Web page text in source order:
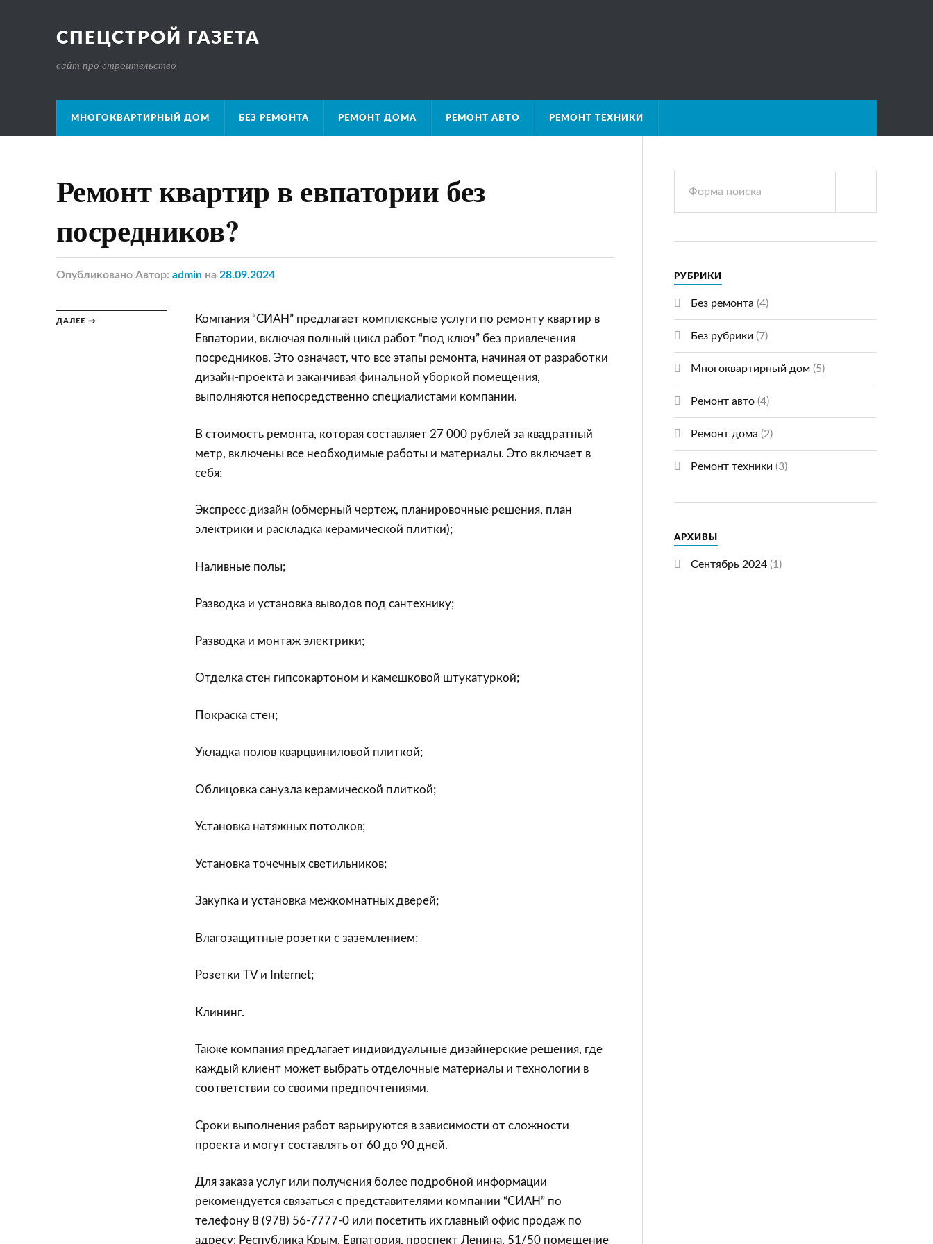
СПЕЦСТРОЙ ГАЗЕТА
сайт про строительство
МНОГОКВАРТИРНЫЙ ДОМ БЕЗ РЕМОНТА РЕМОНТ ДОМА РЕМОНТ АВТО РЕМОНТ ТЕХНИКИ
Ремонт квартир в евпатории без
посредников?
Опубликовано Автор: admin на 28.09.2024
ДАЛЕЕ →
Компания “СИАН” предлагает комплексные услуги по ремонту квартир в
Евпатории, включая полный цикл работ “под ключ” без привлечения
посредников. Это означает, что все этапы ремонта, начиная от разработки
дизайн-проекта и заканчивая финальной уборкой помещения,
выполняются непосредственно специалистами компании.
В стоимость ремонта, которая составляет 27 000 рублей за квадратный
метр, включены все необходимые работы и материалы. Это включает в
себя:
Экспресс-дизайн (обмерный чертеж, планировочные решения, план
электрики и раскладка керамической плитки);
Наливные полы;
Разводка и установка выводов под сантехнику;
Разводка и монтаж электрики;
Отделка стен гипсокартоном и камешковой штукатуркой;
Покраска стен;
Укладка полов кварцвиниловой плиткой;
Облицовка санузла керамической плиткой;
Установка натяжных потолков;
Установка точечных светильников;
Закупка и установка межкомнатных дверей;
Влагозащитные розетки с заземлением;
Розетки TV и Internet;
Клининг.
Также компания предлагает индивидуальные дизайнерские решения, где
каждый клиент может выбрать отделочные материалы и технологии в
соответствии со своими предпочтениями.
Сроки выполнения работ варьируются в зависимости от сложности
проекта и могут составлять от 60 до 90 дней.
Для заказа услуг или получения более подробной информации
рекомендуется связаться с представителями компании “СИАН” по
телефону 8 (978) 56-7777-0 или посетить их главный офис продаж по
адресу: Республика Крым, Евпатория, проспект Ленина, 51/50 помещение
РУБРИКИ
Без ремонта (4)
Без рубрики (7)
Многоквартирный дом(5)
Ремонт авто(4)
Ремонт дома (2)
Ремонт техники (3)
АРХИВЫ
Сентябрь 2024(1)